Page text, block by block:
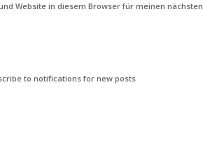
Website in diesem Browser für meinen nächsten
to notifications for new posts